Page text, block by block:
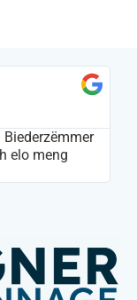
elo meng